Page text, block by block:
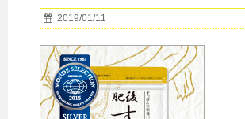
2019/01/11